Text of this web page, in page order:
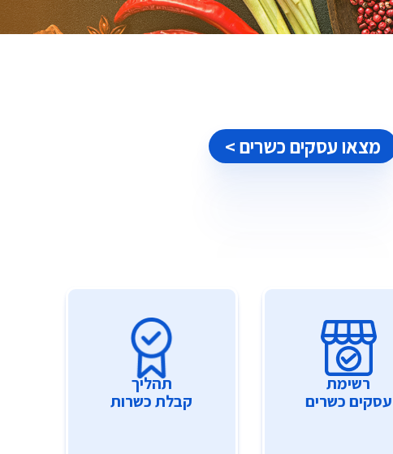
מצאו עסקים כשרים
תהליך
קבלת כשרות
רשימת
עסקים כשרים